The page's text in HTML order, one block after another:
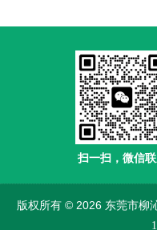
扫一扫，微信
版权所有 © 2026 东莞市柳